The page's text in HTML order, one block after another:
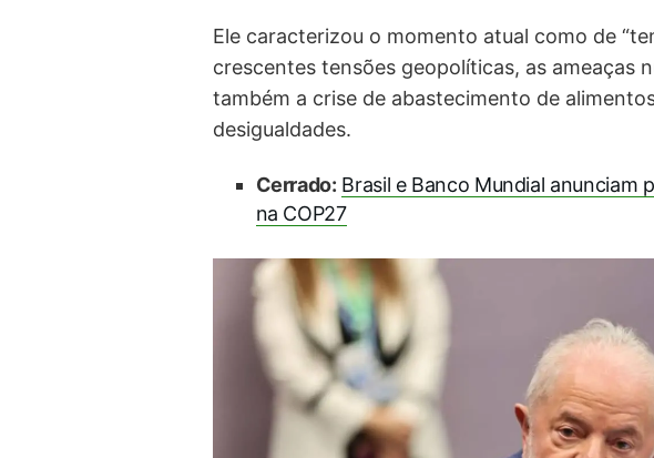
Ele caracterizou o momento atual como de
crescentes tensões geopolíticas, as ameaças
também a crise de abastecimento de
desigualdades.
Cerrado: Brasil e Banco Mundial anunciam
na COP27